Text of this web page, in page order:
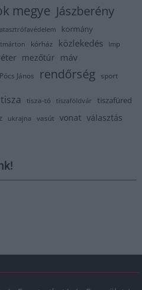
megye Jászberény
kormány
kórház közlekedés lmp
mezőtúr máv
Pócs János rendőrség sport
tisza tisza-tó tiszaföldvár tiszafüred
ukrajna vasút vonat választás